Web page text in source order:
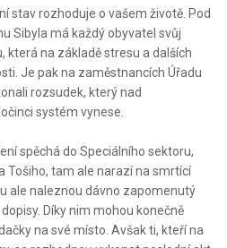
stav rozhoduje o vašem životě. Pod
Sibyla má každý obyvatel svůj
která na základě stresu a dalších
Je pak na zaměstnancích Úřadu
rozsudek, který nad
systém vynese.
spěchá do Speciálního sektoru,
Tošiho, tam ale narazí na smrtící
ale naleznou dávno zapomenutý
Díky nim mohou konečně
na své místo. Avšak ti, kteří na